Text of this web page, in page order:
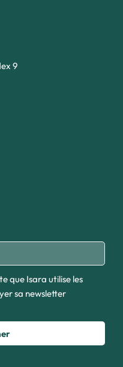
9
que Isara utilise les
sa newsletter